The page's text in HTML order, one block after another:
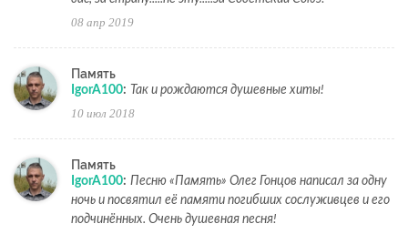
08 апр 2019
Память
IgorA100: Так и рождаются душевные хиты!
10 июл 2018
Память
IgorA100: Песню «Память» Олег Гонцов написал за одну
ночь и посвятил её памяти погибших сослуживцев и его
подчинённых. Очень душевная песня!